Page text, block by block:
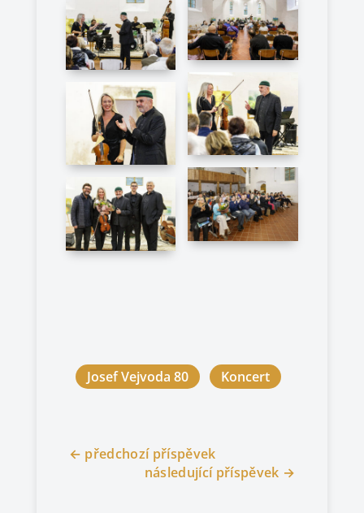
Josef Vejvoda 80 Koncert
← předchozí příspěvek
následující příspěvek →